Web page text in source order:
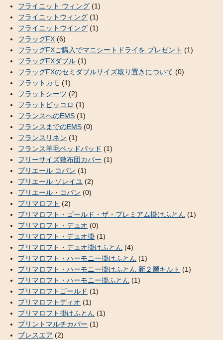
フライニット ウィング (1)
フライニットウィング (1)
フライニットウイング (1)
フラッグFX (6)
フラッグFXご購入でマニシートドライを プレゼント (1)
フラッグFXダブル (1)
フラッグFXのセミダブルサイズ取り置きについて (0)
フラットカモ (1)
フラットシーツ (2)
フラットピッコロ (1)
フランスへのEMS (1)
フランスまでのEMS (0)
フランスリネン (1)
フランス羊毛ベッドパッド (1)
フリーサイズ敷布団カバー (1)
プリエール コパン (1)
プリエール ソレイユ (2)
プリエール・コパン (0)
プリマロフト (2)
プリマロフト・ゴールド・ザ・プレミアム掛けふとん (1)
プリマロフト・デュオ (0)
プリマロフト・デュオ掛 (1)
プリマロフト・デュオ掛けふとん (4)
プリマロフト・ハーモニー掛けふとん (1)
プリマロフト・ハーモニー掛けふとん 新２層キルト (1)
プリマロフト・ハーモニー掛ふとん (1)
プリマロフトゴールド (1)
プリマロフトディオ (1)
プリマロフト掛けふとん (1)
プリントマルチカバー (1)
ブレスエア (2)